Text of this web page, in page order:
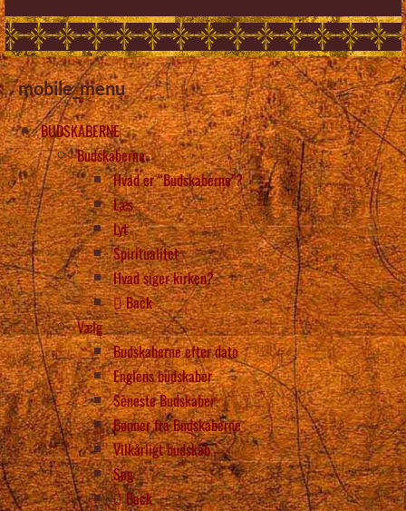
mobile_menu
BUDSKABERNE
Budskaberne
Hvad er “Budskaberne”?
Læs
Lyt
Spiritualitet
Hvad siger kirken?
Back
Vælg
Budskaberne efter dato
Englens budskaber
Seneste Budskaber
Bønner fra Budskaberne
Vilkårligt budskab
Søg
Back